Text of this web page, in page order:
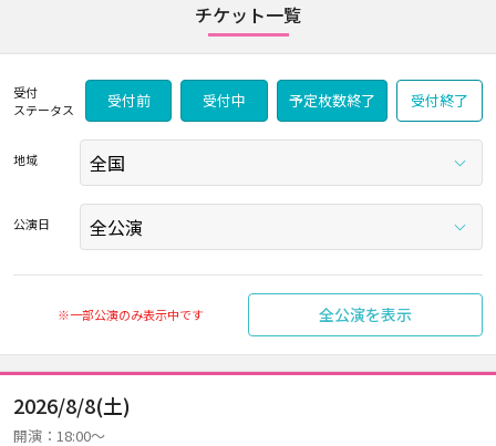
チケット一覧
受付
ステータス
受付前 受付中 予定枚数終了 受付終了
地域
公演日
※一部公演のみ表示中です 全公演を表示
2026/8/8(土)
開演：18:00～